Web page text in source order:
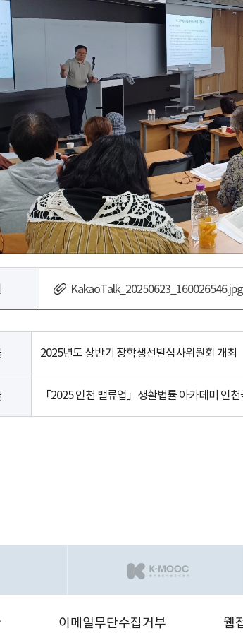
KakaoTalk_20250623_160026546.jpg
2025년도 상반기 장학생선발심사위원회 개최
「2025 인천 밸류업」생활법률 아카데미 인
이메일무단수집거부 웹